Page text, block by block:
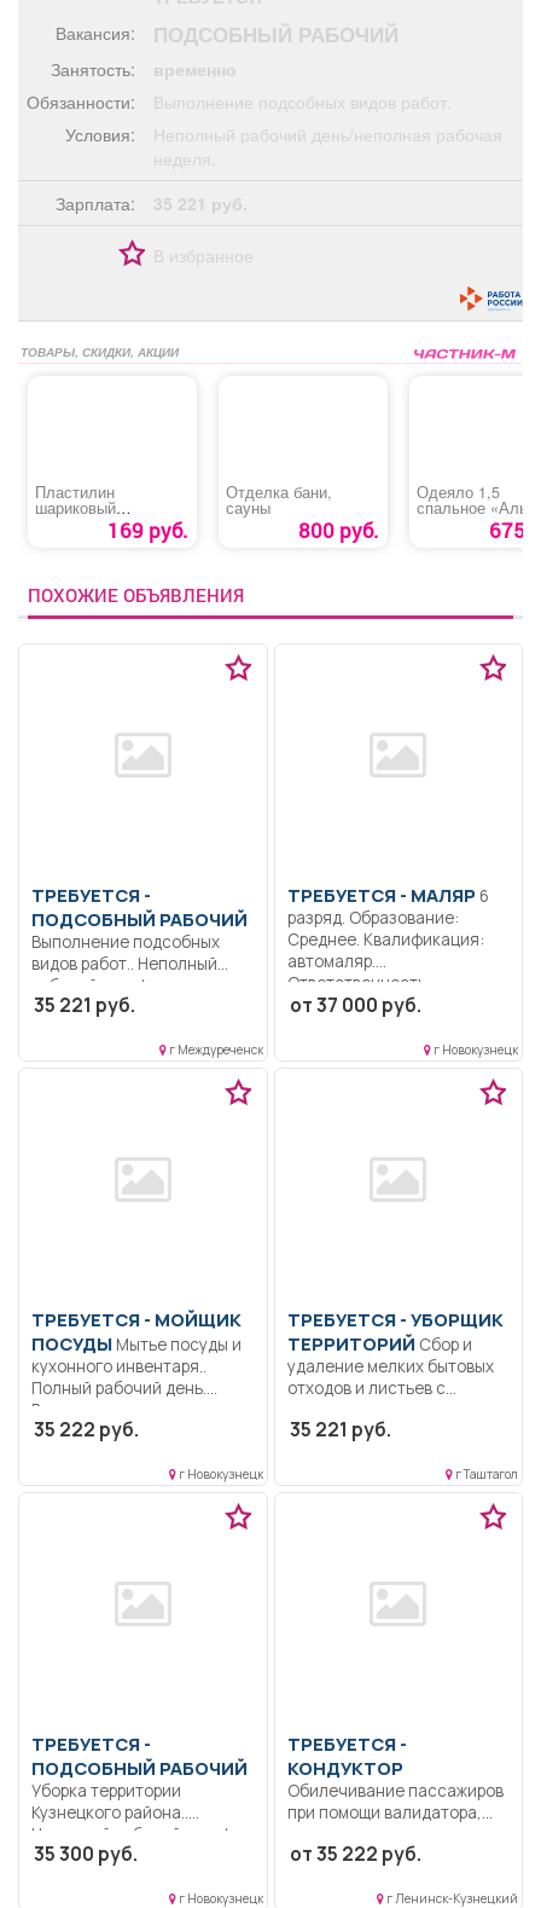
Поздравления
Вакансия: ПОДСОБНЫЙ РАБОЧИЙ
Занятость:
временно
Обязанности:
Выполнение подсобных видов работ.
Условия:
Неполный рабочий день/неполная рабочая
неделя.
Зарплата:
35 221 руб.
В избранное
ТОВАРЫ, СКИДКИ, АКЦИИ
Пластилин
шариковый
суперлегкий
«Homecenter»169 руб.
Отделка бани,
сауны
800 руб.
Одеяло 1,5
спальное
675
ПОХОЖИЕ ОБЪЯВЛЕНИЯ
ТРЕБУЕТСЯ -
ПОДСОБНЫЙ РАБОЧИЙ
Выполнение подсобных
видов работ.. Неполный
рабочий день/неполная
рабочая неделя..
35 221 руб.
г Междуреченск
ТРЕБУЕТСЯ - МАЛЯР
разряд. Образование:
Среднее. Квалификация:
автомаляр.
Ответственность..
Выполнение работы по
от 37 000 руб.
г Новокузнецк
ТРЕБУЕТСЯ - МОЙЩИК
ПОСУДЫ
кухонного инвентаря..
Полный рабочий день.
Временно, на...
35 222 руб.
г Новокузнецк
ТРЕБУЕТСЯ - УБОРЩИК
ТЕРРИТОРИЙ
удаление мелких бытовых
отходов и листьев с...
35 221 руб.
г Таштагол
ТРЕБУЕТСЯ -
ПОДСОБНЫЙ РАБОЧИЙ
Уборка территории
Кузнецкого района..
Неполный рабочий день/
неполная рабочая неделя..
35 300 руб.
г Новокузнецк
ТРЕБУЕТСЯ -
КОНДУКТОР
Обилечивание пассажиров
при помощи валидатора,
от 35 222 руб.
г Ленинск-Кузнецкий